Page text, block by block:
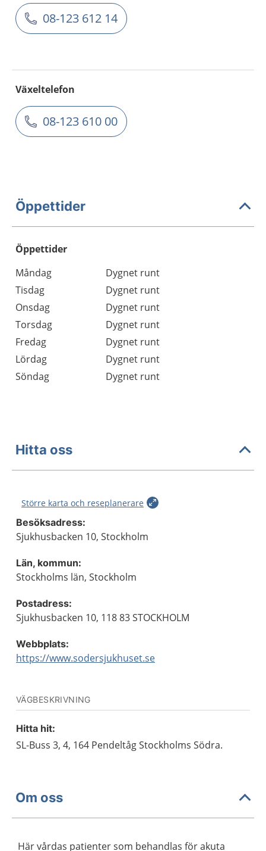
08-123 612 14
Växeltelefon
08-123 610 00
Öppettider
Öppettider
Dag
Öppettider
Kommentarer
Måndag
Dygnet runt
Tisdag
Dygnet runt
Onsdag
Dygnet runt
Torsdag
Dygnet runt
Fredag
Dygnet runt
Lördag
Dygnet runt
Söndag
Dygnet runt
Hitta oss
Större karta och reseplanerare
Besöksadress:
Sjukhusbacken 10, Stockholm
Län, kommun:
Stockholms län, Stockholm
Postadress:
Sjukhusbacken 10, 118 83 STOCKHOLM
Webbplats:
https://www.sodersjukhuset.se
VÄGBESKRIVNING
Hitta hit:
SL-Buss 3, 4, 164 Pendeltåg Stockholms Södra.
Om oss
Här vårdas patienter som behandlas för akuta